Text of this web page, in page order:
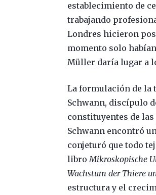
establecimiento de
trabajando
Londres hicieron
momento solo
Müller daría lugar a
La formulación de la
Schwann, discípulo
constituyentes de
Schwann encontró
conjeturó que todo
libroMikroskopische
Wachstum der Thiere
estructura y el